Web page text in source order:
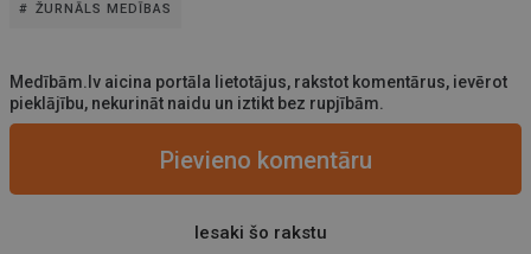
ŽURNĀLS MEDĪBAS
Medībām.lv aicina portāla lietotājus, rakstot komentārus, ievērot
pieklājību, nekurināt naidu un iztikt bez rupjībām.
Pievieno komentāru
Iesaki šo rakstu